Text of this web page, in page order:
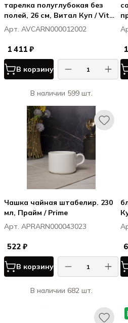
тарелка полуглубокая без
полей, 26 см, Витал Куп / Vital
Coupe
Арт. AVCARN000012002
1 411 ₽
В корзину
В наличии 599 шт.
Чашка чайная штабелир. 230
мл, Прайм / Prime
Арт. APRARN000043023
522 ₽
В корзину
В наличии 682 шт.